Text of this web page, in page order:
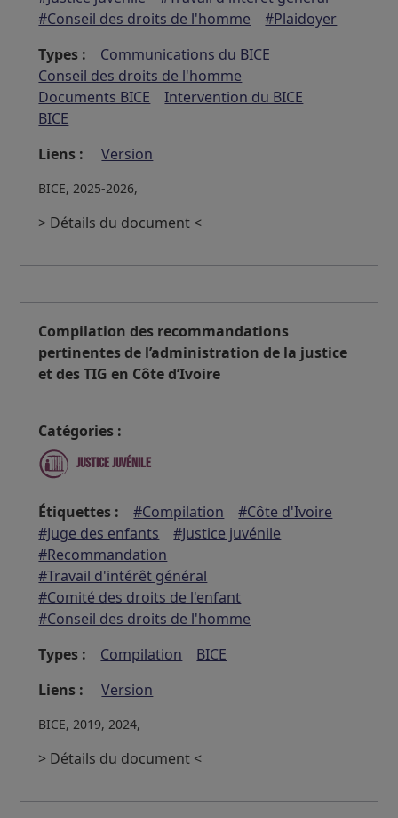
#Conseil des droits de l'homme
#Plaidoyer
Types :
Communications du BICE
Conseil des droits de l'homme
Documents BICE
Intervention du BICE
BICE
Liens :
Version
BICE, 2025-2026,
> Détails du document <
Compilation des recommandations
pertinentes de l’administration de la justice
et des TIG en Côte d’Ivoire
Catégories :
Justice juvénile
Étiquettes : #Compilation
#Côte d'Ivoire
#Juge des enfants
#Justice juvénile
#Recommandation
#Travail d'intérêt général
#Comité des droits de l'enfant
#Conseil des droits de l'homme
Types :
Compilation
BICE
Liens :
Version
BICE, 2019, 2024,
> Détails du document <